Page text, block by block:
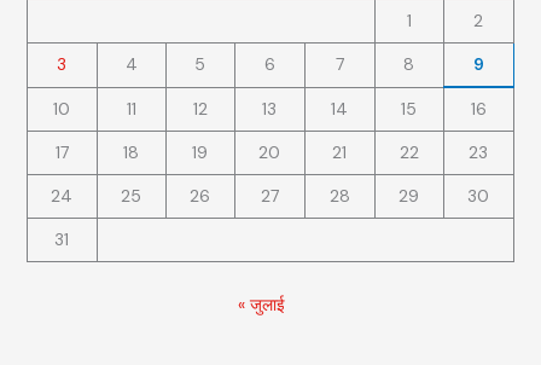
1
2
3
4 5 6 7 8 9
10 11 12 13 14 15
16
17
18 19 20 21 22
23
24
25 26 27 28 29
30
31
« जुलाई